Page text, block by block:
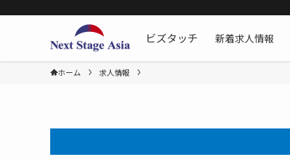
ビズタッチ
新着求人情報
ホーム 求人情報